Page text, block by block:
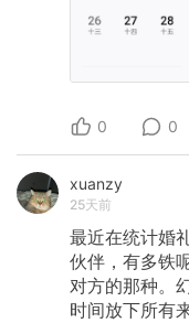
0 0
xuanzy
25天前
最近在统计婚
伙伴，有多铁
对方的那种。
时间放下所有